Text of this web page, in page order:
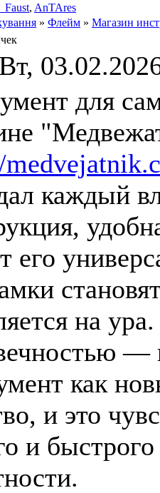
, AnTAres
» Флейм » Магазин
для
каждый
его
на
—
как
и это
и